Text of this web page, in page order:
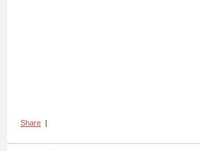
Share |